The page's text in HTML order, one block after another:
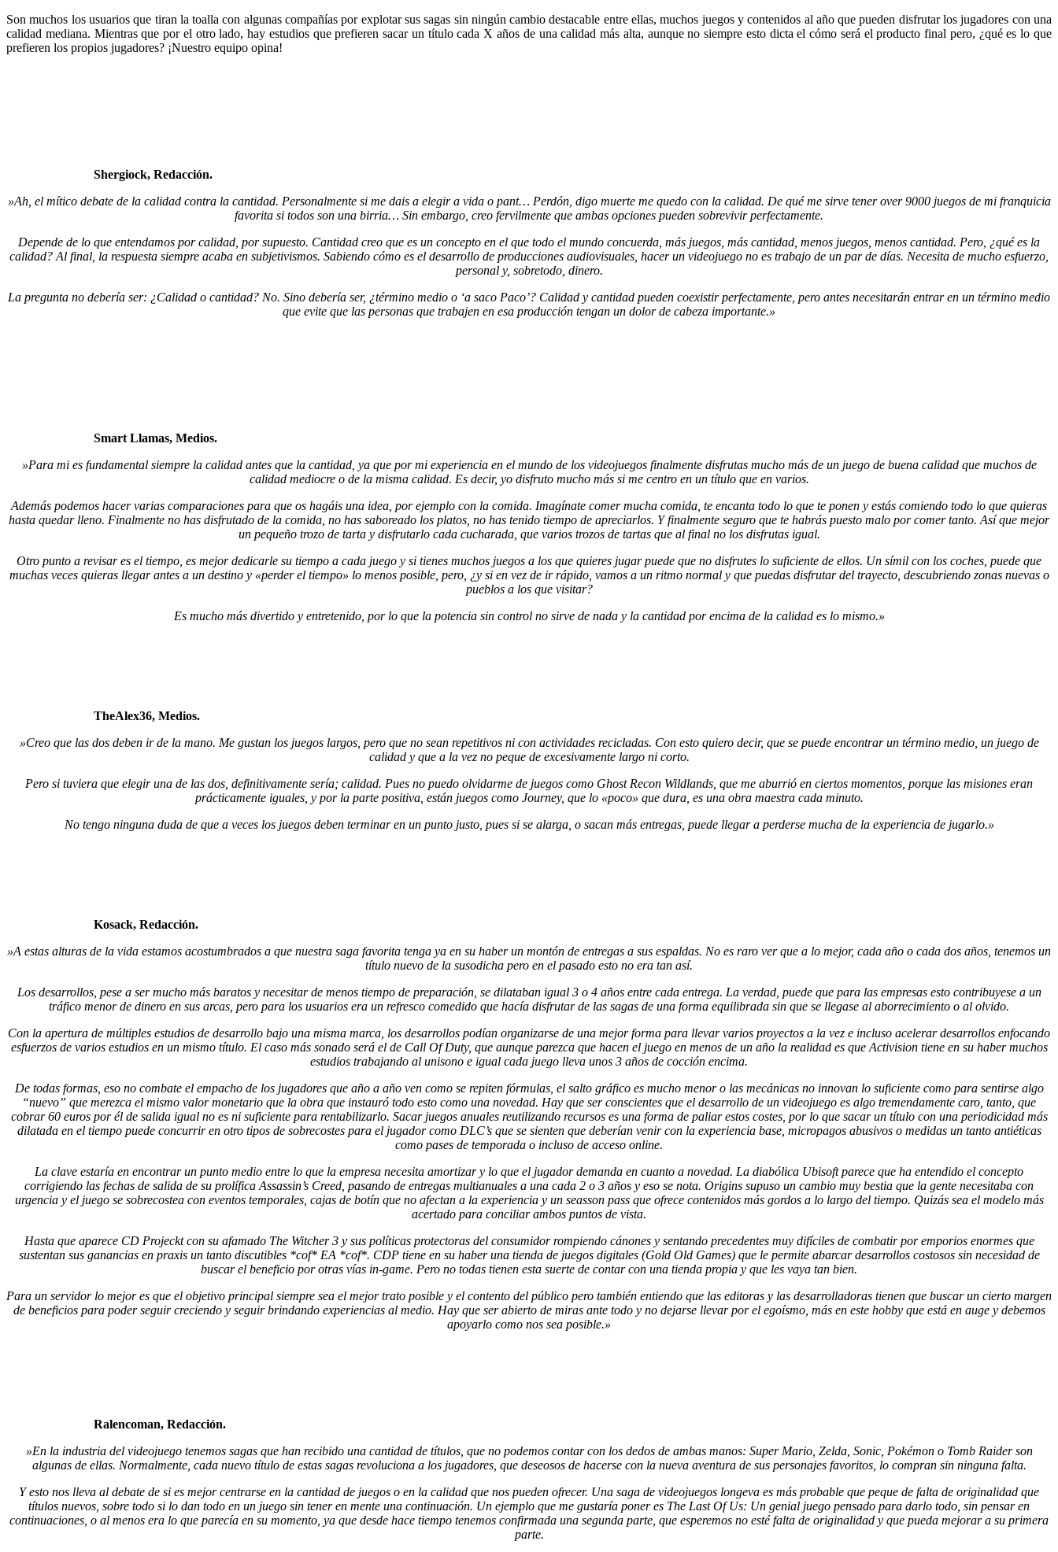
Son muchos los usuarios que tiran la toalla con algunas compañías por explotar sus sagas sin ningún cambio destacable entre ellas, muchos juegos y contenidos al año que pueden disfrutar los jugadores con una
calidad mediana. Mientras que por el otro lado, hay estudios que prefieren sacar un título cada X años de una calidad más alta, aunque no siempre esto dicta el cómo será el producto final pero, ¿qué es lo que
prefieren los propios jugadores? ¡Nuestro equipo opina!
Shergiock, Redacción.
»Ah, el mítico debate de la calidad contra la cantidad. Personalmente si me dais a elegir a vida o pant… Perdón, digo muerte me quedo con la calidad. De qué me sirve tener over 9000 juegos de mi franquicia
favorita si todos son una birria… Sin embargo, creo fervilmente que ambas opciones pueden sobrevivir perfectamente.
Depende de lo que entendamos por calidad, por supuesto. Cantidad creo que es un concepto en el que todo el mundo concuerda, más juegos, más cantidad, menos juegos, menos cantidad. Pero, ¿qué es la
calidad? Al final, la respuesta siempre acaba en subjetivismos. Sabiendo cómo es el desarrollo de producciones audiovisuales, hacer un videojuego no es trabajo de un par de días. Necesita de mucho esfuerzo,
personal y, sobretodo, dinero.
La pregunta no debería ser: ¿Calidad o cantidad? No. Sino debería ser, ¿término medio o ‘a saco Paco’? Calidad y cantidad pueden coexistir perfectamente, pero antes necesitarán entrar en un término medio
que evite que las personas que trabajen en esa producción tengan un dolor de cabeza importante.»
Smart Llamas, Medios.
»Para mi es fundamental siempre la calidad antes que la cantidad, ya que por mi experiencia en el mundo de los videojuegos finalmente disfrutas mucho más de un juego de buena calidad que muchos de
calidad mediocre o de la misma calidad. Es decir, yo disfruto mucho más si me centro en un título que en varios.
Además podemos hacer varias comparaciones para que os hagáis una idea, por ejemplo con la comida. Imagínate comer mucha comida, te encanta todo lo que te ponen y estás comiendo todo lo que quieras
hasta quedar lleno. Finalmente no has disfrutado de la comida, no has saboreado los platos, no has tenido tiempo de apreciarlos. Y finalmente seguro que te habrás puesto malo por comer tanto. Así que mejor
un pequeño trozo de tarta y disfrutarlo cada cucharada, que varios trozos de tartas que al final no los disfrutas igual.
Otro punto a revisar es el tiempo, es mejor dedicarle su tiempo a cada juego y si tienes muchos juegos a los que quieres jugar puede que no disfrutes lo suficiente de ellos. Un símil con los coches, puede que
muchas veces quieras llegar antes a un destino y «perder el tiempo» lo menos posible, pero, ¿y si en vez de ir rápido, vamos a un ritmo normal y que puedas disfrutar del trayecto, descubriendo zonas nuevas o
pueblos a los que visitar?
Es mucho más divertido y entretenido, por lo que la potencia sin control no sirve de nada y la cantidad por encima de la calidad es lo mismo.»
TheAlex36, Medios.
»Creo que las dos deben ir de la mano. Me gustan los juegos largos, pero que no sean repetitivos ni con actividades recicladas. Con esto quiero decir, que se puede encontrar un término medio, un juego de
calidad y que a la vez no peque de excesivamente largo ni corto.
Pero si tuviera que elegir una de las dos, definitivamente sería; calidad. Pues no puedo olvidarme de juegos como Ghost Recon Wildlands, que me aburrió en ciertos momentos, porque las misiones eran
prácticamente iguales, y por la parte positiva, están juegos como Journey, que lo «poco» que dura, es una obra maestra cada minuto.
No tengo ninguna duda de que a veces los juegos deben terminar en un punto justo, pues si se alarga, o sacan más entregas, puede llegar a perderse mucha de la experiencia de jugarlo.»
Kosack, Redacción.
»A estas alturas de la vida estamos acostumbrados a que nuestra saga favorita tenga ya en su haber un montón de entregas a sus espaldas. No es raro ver que a lo mejor, cada año o cada dos años, tenemos un
título nuevo de la susodicha pero en el pasado esto no era tan así.
Los desarrollos, pese a ser mucho más baratos y necesitar de menos tiempo de preparación, se dilataban igual 3 o 4 años entre cada entrega. La verdad, puede que para las empresas esto contribuyese a un
tráfico menor de dinero en sus arcas, pero para los usuarios era un refresco comedido que hacía disfrutar de las sagas de una forma equilibrada sin que se llegase al aborrecimiento o al olvido.
Con la apertura de múltiples estudios de desarrollo bajo una misma marca, los desarrollos podían organizarse de una mejor forma para llevar varios proyectos a la vez e incluso acelerar desarrollos enfocando
esfuerzos de varios estudios en un mismo título. El caso más sonado será el de Call Of Duty, que aunque parezca que hacen el juego en menos de un año la realidad es que Activision tiene en su haber muchos
estudios trabajando al unisono e igual cada juego lleva unos 3 años de cocción encima.
De todas formas, eso no combate el empacho de los jugadores que año a año ven como se repiten fórmulas, el salto gráfico es mucho menor o las mecánicas no innovan lo suficiente como para sentirse algo
“nuevo” que merezca el mismo valor monetario que la obra que instauró todo esto como una novedad. Hay que ser conscientes que el desarrollo de un videojuego es algo tremendamente caro, tanto, que
cobrar 60 euros por él de salida igual no es ni suficiente para rentabilizarlo. Sacar juegos anuales reutilizando recursos es una forma de paliar estos costes, por lo que sacar un título con una periodicidad más
dilatada en el tiempo puede concurrir en otro tipos de sobrecostes para el jugador como DLC’s que se sienten que deberían venir con la experiencia base, micropagos abusivos o medidas un tanto antiéticas
como pases de temporada o incluso de acceso online.
La clave estaría en encontrar un punto medio entre lo que la empresa necesita amortizar y lo que el jugador demanda en cuanto a novedad. La diabólica Ubisoft parece que ha entendido el concepto
corrigiendo las fechas de salida de su prolífica Assassin’s Creed, pasando de entregas multianuales a una cada 2 o 3 años y eso se nota. Origins supuso un cambio muy bestia que la gente necesitaba con
urgencia y el juego se sobrecostea con eventos temporales, cajas de botín que no afectan a la experiencia y un seasson pass que ofrece contenidos más gordos a lo largo del tiempo. Quizás sea el modelo más
acertado para conciliar ambos puntos de vista.
Hasta que aparece CD Projeckt con su afamado The Witcher 3 y sus políticas protectoras del consumidor rompiendo cánones y sentando precedentes muy difíciles de combatir por emporios enormes que
sustentan sus ganancias en praxis un tanto discutibles *cof* EA *cof*. CDP tiene en su haber una tienda de juegos digitales (Gold Old Games) que le permite abarcar desarrollos costosos sin necesidad de
buscar el beneficio por otras vías in-game. Pero no todas tienen esta suerte de contar con una tienda propia y que les vaya tan bien.
Para un servidor lo mejor es que el objetivo principal siempre sea el mejor trato posible y el contento del público pero también entiendo que las editoras y las desarrolladoras tienen que buscar un cierto margen
de beneficios para poder seguir creciendo y seguir brindando experiencias al medio. Hay que ser abierto de miras ante todo y no dejarse llevar por el egoísmo, más en este hobby que está en auge y debemos
apoyarlo como nos sea posible.»
Ralencoman, Redacción.
»En la industria del videojuego tenemos sagas que han recibido una cantidad de títulos, que no podemos contar con los dedos de ambas manos: Super Mario, Zelda, Sonic, Pokémon o Tomb Raider son
algunas de ellas. Normalmente, cada nuevo título de estas sagas revoluciona a los jugadores, que deseosos de hacerse con la nueva aventura de sus personajes favoritos, lo compran sin ninguna falta.
Y esto nos lleva al debate de si es mejor centrarse en la cantidad de juegos o en la calidad que nos pueden ofrecer. Una saga de videojuegos longeva es más probable que peque de falta de originalidad que
títulos nuevos, sobre todo si lo dan todo en un juego sin tener en mente una continuación. Un ejemplo que me gustaría poner es The Last Of Us: Un genial juego pensado para darlo todo, sin pensar en
continuaciones, o al menos era lo que parecía en su momento, ya que desde hace tiempo tenemos confirmada una segunda parte, que esperemos no esté falta de originalidad y que pueda mejorar a su primera
parte.